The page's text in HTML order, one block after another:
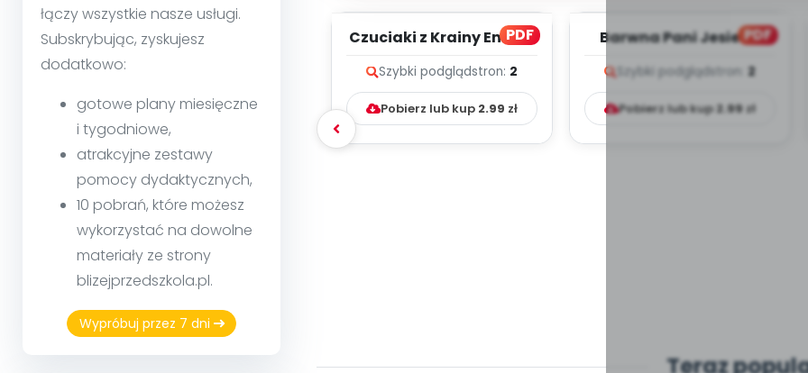
łączy wszystkie nasze usługi.
Subskrybując, zyskujesz
dodatkowo:
gotowe plany miesięczne
i tygodniowe,
atrakcyjne zestawy
pomocy dydaktycznych,
10 pobrań, które możesz
wykorzystać na dowolne
materiały ze strony
blizejprzedszkola.pl.
Wypróbuj przez 7 dni
PDF
Czuciaki z Krainy Emocji
Szybki podglądstron: 2
Pobierz lub kup 2.99 zł
PDF
Barwna Pani Jesień -
Szybki podgląd stron: 2
Pobierz lub kup2.99 zł
Teraz